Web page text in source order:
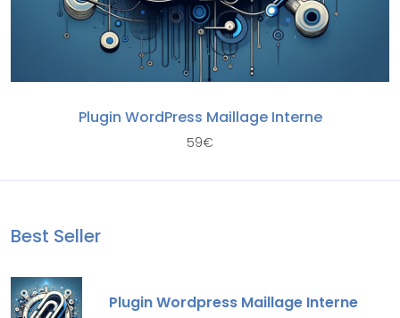
Plugin WordPress Maillage Interne
59€
Best Seller
Plugin Wordpress Maillage Interne